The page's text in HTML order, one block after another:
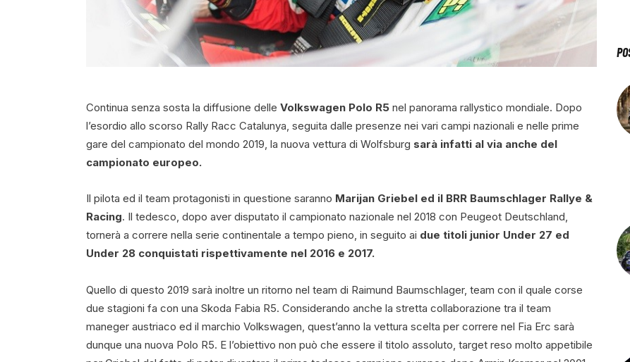
Continua senza sosta la diffusione delle Volkswagen Polo R5 nel panorama rallystico mondiale. Dopo
l’esordio allo scorso Rally Racc Catalunya, seguita dalle presenze nei vari campi nazionali e nelle prime
gare del campionato del mondo 2019, la nuova vettura di Wolfsburg sarà infatti al via anche del
campionato europeo.
Il pilota ed il team protagonisti in questione saranno Marijan Griebel ed il BRR Baumschlager Rallye &
Racing. Il tedesco, dopo aver disputato il campionato nazionale nel 2018 con Peugeot Deutschland,
tornerà a correre nella serie continentale a tempo pieno, in seguito ai due titoli junior Under 27 ed
Under 28 conquistati rispettivamente nel 2016 e 2017.
Quello di questo 2019 sarà inoltre un ritorno nel team di Raimund Baumschlager, team con il quale corse
due stagioni fa con una Skoda Fabia R5. Considerando anche la stretta collaborazione tra il team
maneger austriaco ed il marchio Volkswagen, quest’anno la vettura scelta per correre nel Fia Erc sarà
dunque una nuova Polo R5. E l’obiettivo non può che essere il titolo assoluto, target reso molto appetibile